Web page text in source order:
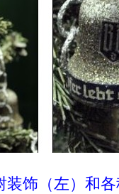
饰（左）和